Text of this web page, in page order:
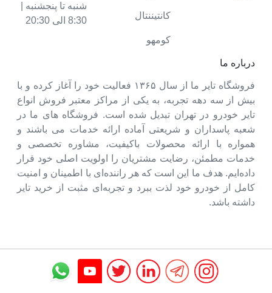
درباره ما
فروشگاه تایر ما از سال ۱۳۶۵ فعالیت خود را آغاز کرده و با
بیش از سه دهه تجربه، به یکی از مراکز معتبر فروش انواع
تایر خودرو در تهران تبدیل شده است. فروشگاه های ما در
شعبه پاسداران و شریعتی آماده ارائه خدمات می باشند و
همواره با ارائه محصولات باکیفیت، مشاوره تخصصی و
خدمات مطمئن، رضایت مشتریان را اولویت اصلی خود قرار
داده‌ایم. هدف ما این است که هر راننده‌ای با اطمینان و امنیت
کامل از خودرو خود لذت ببرد و تجربه‌ای مثبت از خرید تایر
داشته باشد.
کانتیننتال
کومهو
شنبه تا پنجشنبه |
8:30 الی 20:30